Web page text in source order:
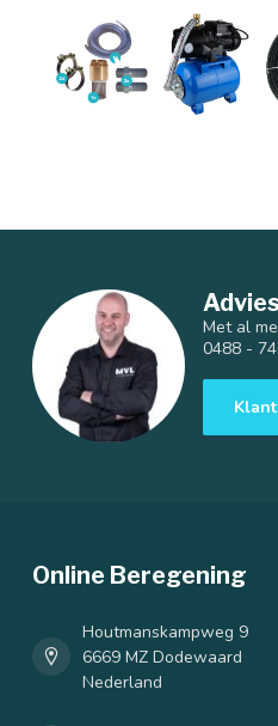
Met al
0488 -
Online Beregening
Houtmanskampweg 9
6669 MZ Dodewaard
Nederland